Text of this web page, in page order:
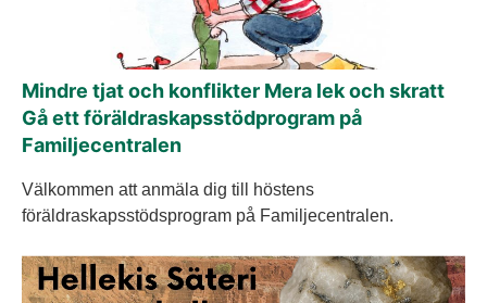
Mindre tjat och konflikter Mera lek och skratt
Gå ett föräldraskapsstödprogram på
Familjecentralen
Välkommen att anmäla dig till höstens
föräldraskapsstödsprogram på Familjecentralen.